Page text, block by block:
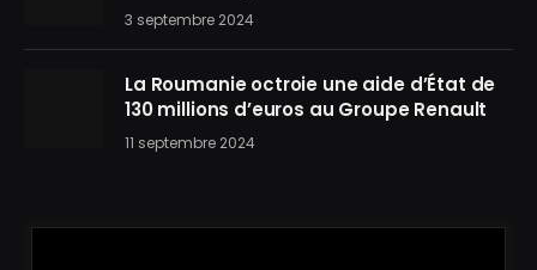
3 septembre 2024
La Roumanie octroie une aide d’État de
130 millions d’euros au Groupe Renault
11 septembre 2024